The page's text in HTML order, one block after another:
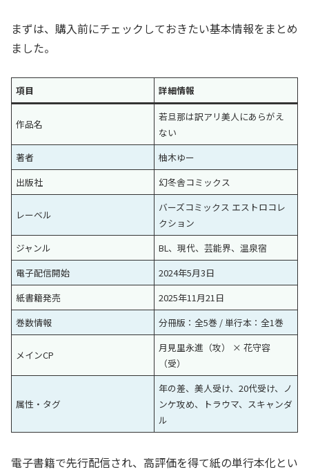
まずは、購入前にチェックしておきたい基本情報をまとめ
ました。
項目 詳細情報
作品名
若旦那は訳アリ美人にあらがえ
ない
著者
柚木ゆー
出版社
幻冬舎コミックス
レーベル
バーズコミックス エストロコレ
クション
ジャンル
BL、現代、芸能界、温泉宿
電子配信開始
2024年5月3日
紙書籍発売
2025年11月21日
巻数情報
分冊版：全5巻 / 単行本：全1巻
メインCP
月見里永進（攻） × 花守容
（受）
属性・タグ
年の差、美人受け、20代受け、ノ
ンケ攻め、トラウマ、スキャンダ
ル
電子書籍で先行配信され、高評価を得て紙の単行本化とい